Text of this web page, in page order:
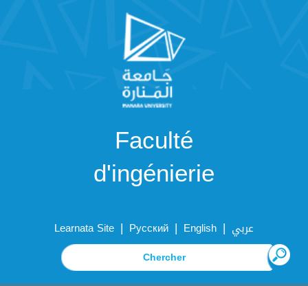
Faculté
d'ingénierie
Learnata Site | Русский | English | عربي